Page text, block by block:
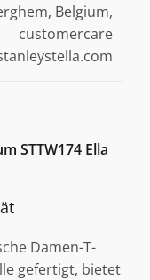
Belgium,
customercare
STTW174 Ella
Damen-T-
gefertigt, bietet